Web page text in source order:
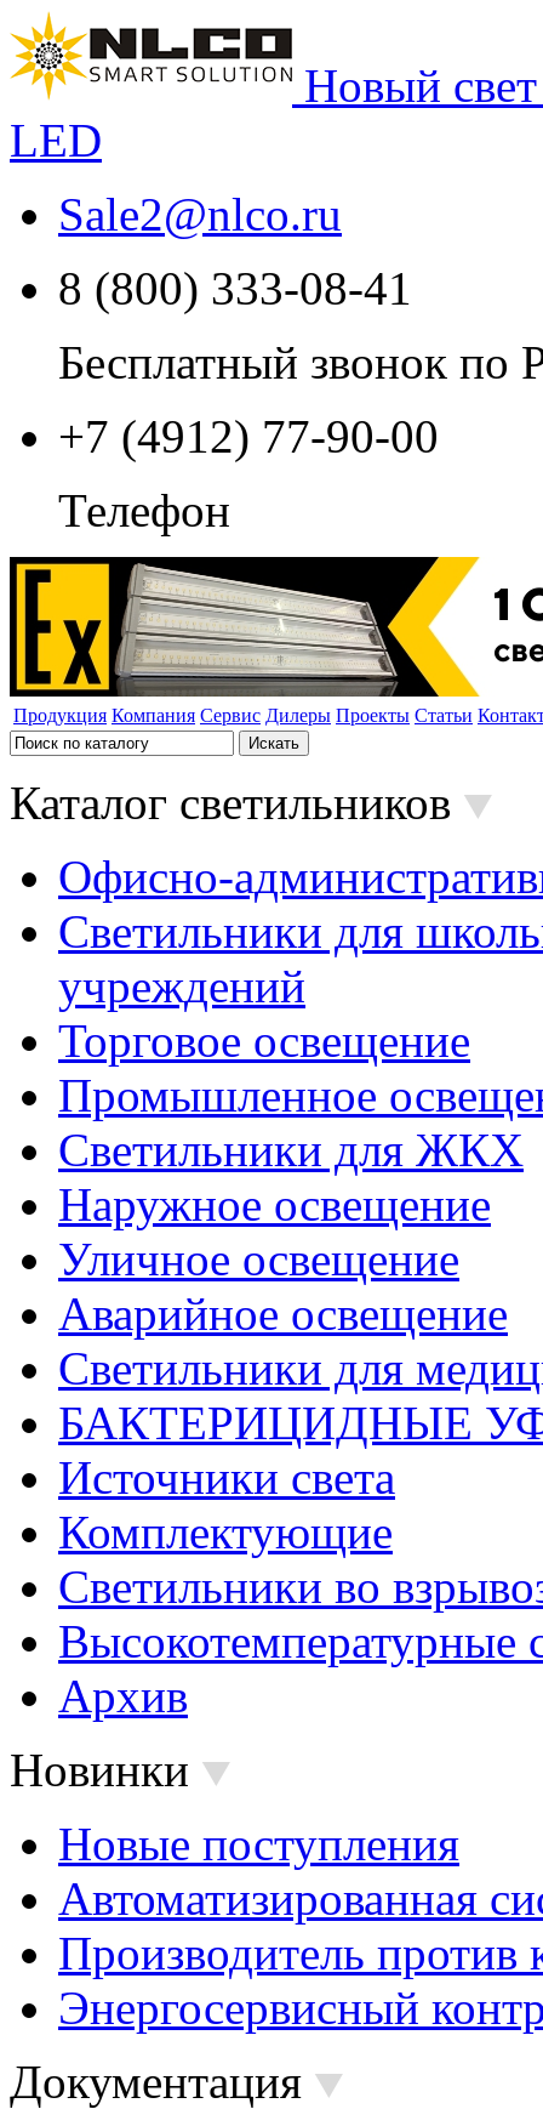
Новый
LED
Sale2@nlco.ru
8 (800) 333-08-41
Бесплатный звонок по
+7 (4912) 77-90-00
Телефон
Продукция Компания Сервис Дилеры Проекты Статьи
Каталог светильников
Офисно-
Светильники для
учреждений
Торговое освещение
Промышленное
Светильники для ЖКХ
Наружное освещение
Уличное освещение
Аварийное освещение
Светильники для
БАКТЕРИЦИДНЫЕ
Источники света
Комплектующие
Светильники во
Высокотемпературные
Архив
Новинки
Новые поступления
Автоматизированная
Производитель против
Энергосервисный
Документация